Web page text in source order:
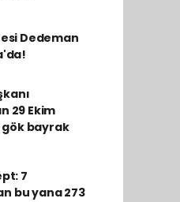
Dedeman
29 Ekim
gök bayrak
7
bu yana 273